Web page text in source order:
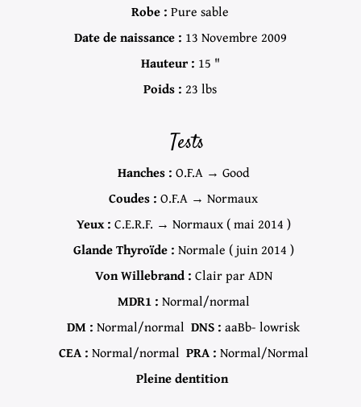
Robe : Pure sable
Date de naissance : 13 Novembre 2009
Hauteur : 15 "
Poids : 23 lbs
Tests
Hanches : O.F.A → Good
Coudes : O.F.A → Normaux
Yeux : C.E.R.F. → Normaux ( mai 2014 )
Glande Thyroïde : Normale ( juin 2014 )
Von Willebrand : Clair par ADN
MDR1 : Normal/normal
DM : Normal/normal DNS : aaBb- lowrisk
CEA : Normal/normal PRA : Normal/Normal
Pleine dentition